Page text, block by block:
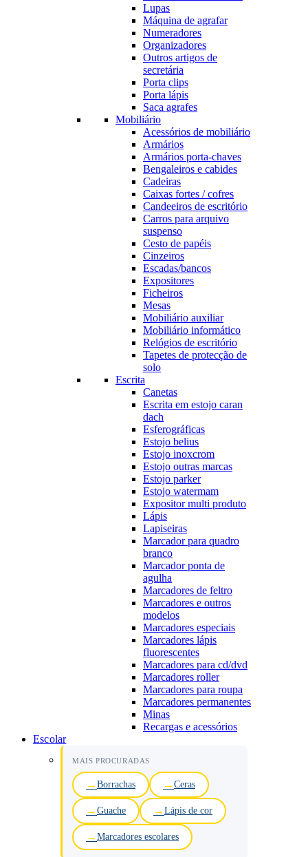
Lupas
Máquina de agrafar
Numeradores
Organizadores
Outros artigos de
secretária
Porta clips
Porta lápis
Saca agrafes
Mobiliário
Acessórios de mobiliário
Armários
Armários porta-chaves
Bengaleiros e cabides
Cadeiras
Caixas fortes / cofres
Candeeiros de escritório
Carros para arquivo
suspenso
Cesto de papéis
Cinzeiros
Escadas/bancos
Expositores
Ficheiros
Mesas
Mobiliário auxiliar
Mobiliário informático
Relógios de escritório
Tapetes de protecção de
solo
Escrita
Canetas
Escrita em estojo caran
dach
Esferográficas
Estojo belius
Estojo inoxcrom
Estojo outras marcas
Estojo parker
Estojo watermam
Expositor multi produto
Lápis
Lapiseiras
Marcador para quadro
branco
Marcador ponta de
agulha
Marcadores de feltro
Marcadores e outros
modelos
Marcadores especiais
Marcadores lápis
fluorescentes
Marcadores para cd/dvd
Marcadores roller
Marcadores para roupa
Marcadores permanentes
Minas
Recargas e acessórios
Escolar
MAIS PROCURADAS
Borrachas Ceras
Guache Lápis de cor
Marcadores escolares